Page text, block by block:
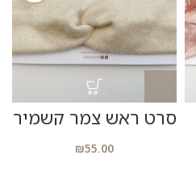
סרט ראש צמר קשמיר
₪55.00